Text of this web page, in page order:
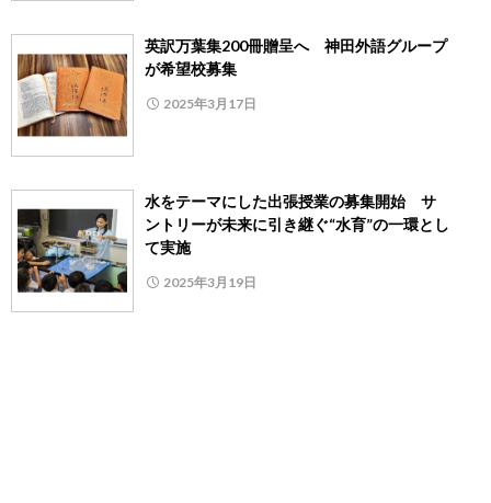
英訳万葉集200冊贈呈へ 神田外語グループ
が希望校募集
2025年3月17日
水をテーマにした出張授業の募集開始 サ
ントリーが未来に引き継ぐ“水育”の一環とし
て実施
2025年3月19日